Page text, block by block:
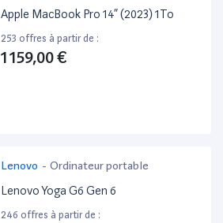
Apple MacBook Pro 14” (2023) 1To
253 offres à partir de :
1 159,00 €
Lenovo - Ordinateur portable
Lenovo Yoga G6 Gen 6
246 offres à partir de :